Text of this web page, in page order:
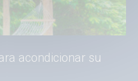
acondicionar su